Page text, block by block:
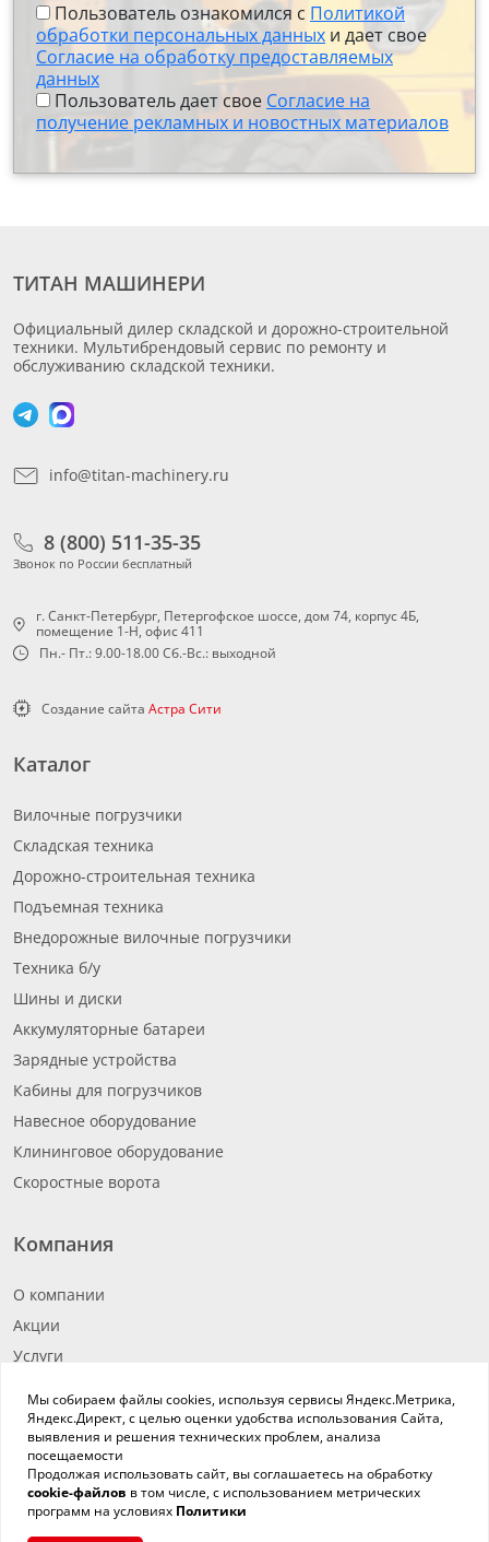
Пользователь ознакомился с Политикой
обработки персональных данных и дает свое
Согласие на обработку предоставляемых
данных
Пользователь дает свое Согласие на
получение рекламных и новостных материалов
ТИТАН МАШИНЕРИ
Официальный дилер складской и дорожно-строительной
техники. Мультибрендовый сервис по ремонту и
обслуживанию складской техники.
info@titan-machinery.ru
Каталог
Вилочные погрузчики
Складская техника
Дорожно-строительная техника
Подъемная техника
Внедорожные вилочные погрузчики
Техника б/у
Шины и диски
Аккумуляторные батареи
Зарядные устройства
Кабины для погрузчиков
Навесное оборудование
Клининговое оборудование
Скоростные ворота
Компания
О компании
Акции
Услуги
Вакансии
Реквизиты
Гарантии
Контакты
8 (800) 511-35-35
Звонок по России бесплатный
г. Санкт-Петербург, Петергофское шоссе, дом 74, корпус 4Б,
помещение 1-Н, офис 411
Пн.- Пт.: 9.00-18.00 Сб.-Вс.: выходной
Создание сайта Астра Сити
Мы собираем файлы cookies, используя сервисы Яндекс.Метрика,
Яндекс.Директ, с целью оценки удобства использования Сайта,
выявления и решения технических проблем, анализа
посещаемости
Продолжая использовать сайт, вы соглашаетесь на обработку
cookie-файлов в том числе, с использованием метрических
программ на условиях Политики